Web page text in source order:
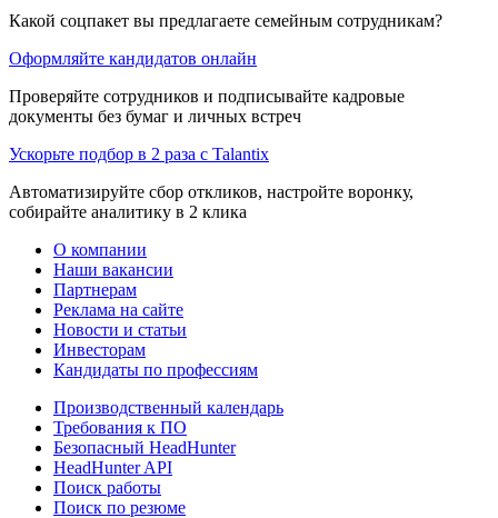
Какой соцпакет вы предлагаете семейным сотрудникам?
Оформляйте кандидатов онлайн
Проверяйте сотрудников и подписывайте кадровые
документы без бумаг и личных встреч
Ускорьте подбор в 2 раза с Talantix
Автоматизируйте сбор откликов, настройте воронку,
собирайте аналитику в 2 клика
О компании
Наши вакансии
Партнерам
Реклама на сайте
Новости и статьи
Инвесторам
Кандидаты по профессиям
Производственный календарь
Требования к ПО
Безопасный HeadHunter
HeadHunter API
Поиск работы
Поиск по резюме